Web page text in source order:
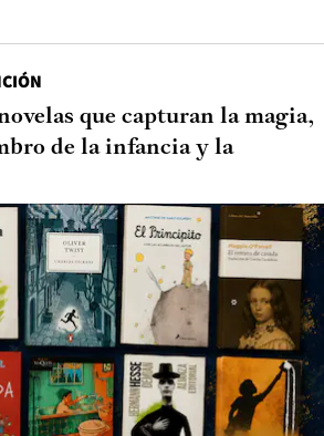
que capturan la magia,
de la infancia y la